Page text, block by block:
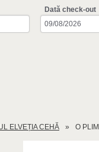
Dată check-out
ELVEȚIA CEHĂ O